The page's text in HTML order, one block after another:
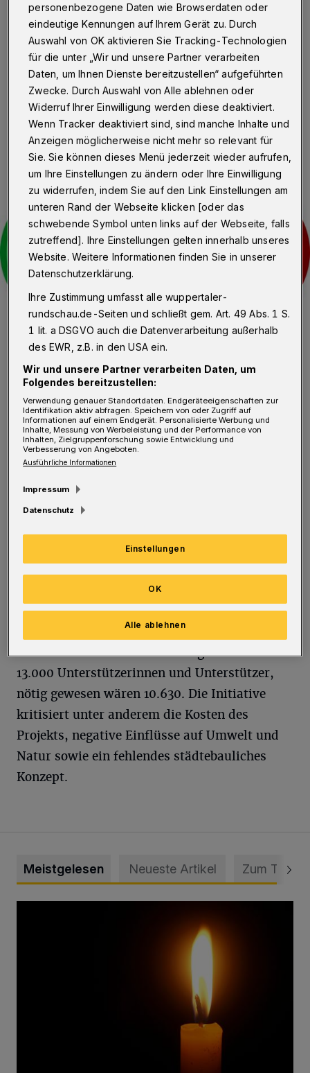
Wuppertal·Der Rat der Stadt Wuppertal hat in seiner
Sondersitzung am Mittwochabend (16. März 2022)
bestätigt, dass das Bürgerbegehren der Initiative
„BUGA SO NICHT“ zulässig ist.
16.03.2022 , 19:32 Uhr Eine Minute Lesezeit
Symbolbild.
Damit findet nun ein Bürgerentscheid über
eine Bewerbung für eine Bundesgartenschau
2031 in Wuppertal statt. Der Rat hat den 29.
Mai 2022 als Tag der Abstimmung festgelegt.
Die Bürgerinitiative hatte rund 14.000
kontrollierte nach eigenen Angaben 1.980
davon stichprobenartig, 146 davon waren laut
Rathaus ungültig. Hochgerechnet kam die
Initiative nach dieser Rechnung auf mehr als
13.000 Unterstützerinnen und Unterstützer,
nötig gewesen wären 10.630. Die Initiative
kritisiert unter anderem die Kosten des
Projekts, negative Einflüsse auf Umwelt und
Natur sowie ein fehlendes städtebauliches
Konzept.
Meistgelesen Neueste Artikel Zum Thema
personenbezogene Daten wie Browserdaten oder
eindeutige Kennungen auf Ihrem Gerät zu. Durch
Auswahl von OK aktivieren Sie Tracking-Technologien
für die unter „Wir und unsere Partner verarbeiten
Daten, um Ihnen Dienste bereitzustellen“ aufgeführten
Zwecke. Durch Auswahl von Alle ablehnen oder
Widerruf Ihrer Einwilligung werden diese deaktiviert.
Wenn Tracker deaktiviert sind, sind manche Inhalte und
Anzeigen möglicherweise nicht mehr so relevant für
Sie. Sie können dieses Menü jederzeit wieder aufrufen,
um Ihre Einstellungen zu ändern oder Ihre Einwilligung
zu widerrufen, indem Sie auf den Link Einstellungen am
unteren Rand der Webseite klicken [oder das
schwebende Symbol unten links auf der Webseite, falls
zutreffend]. Ihre Einstellungen gelten innerhalb unseres
Website. Weitere Informationen finden Sie in unserer
Datenschutzerklärung.
Ihre Zustimmung umfasst alle wuppertaler-
rundschau.de-Seiten und schließt gem. Art. 49 Abs. 1 S.
1 lit. a DSGVO auch die Datenverarbeitung außerhalb
des EWR, z.B. in den USA ein.
Wir und unsere Partner verarbeiten Daten, um
Folgendes bereitzustellen:
Verwendung genauer Standortdaten. Endgeräteeigenschaften zur
Identifikation aktiv abfragen. Speichern von oder Zugriff auf
Informationen auf einem Endgerät. Personalisierte Werbung und
Inhalte, Messung von Werbeleistung und der Performance von
Inhalten, Zielgruppenforschung sowie Entwicklung und
Verbesserung von Angeboten.
Ausführliche Informationen
Impressum
Datenschutz
Einstellungen
Alle ablehnen
OK